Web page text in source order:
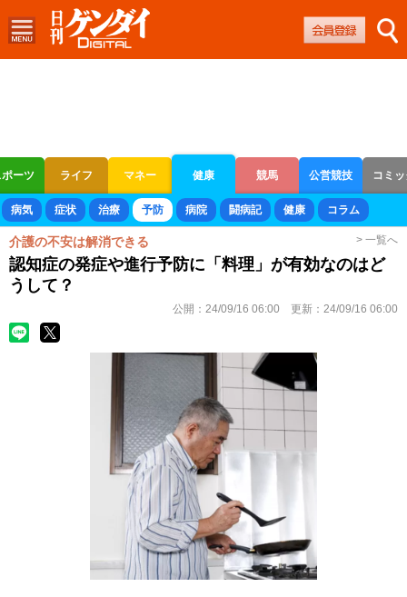
ーツ ライフ マネー 健康 競馬 公営競技 コミ
ボートレース 競輪 オートレース
病気 症状 治療 予防 病院 闘病記 健康 コラム
介護の不安は解消できる > 一覧へ
認知症の発症や進行予防に「料理」が有効なのはど
うして？
公開： 24/09/16 06:00 更新： 24/09/16 06:00